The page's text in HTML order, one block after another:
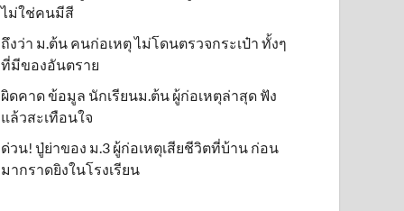
ไม่ใช่คนมีสี
ถึงว่า ม.ต้น คนก่อเหตุ ไม่โดนตรวจกระเป๋า ทั้งๆ
ที่มีของอันตราย
ผิดคาด ข้อมูล นักเรียนม.ต้น ผู้ก่อเหตุล่าสุด ฟัง
แล้วสะเทือนใจ
ด่วน! ปู่ย่าของ ม.3 ผู้ก่อเหตุเสียชีวิตที่บ้าน ก่อน
มากราดยิงในโรงเรียน